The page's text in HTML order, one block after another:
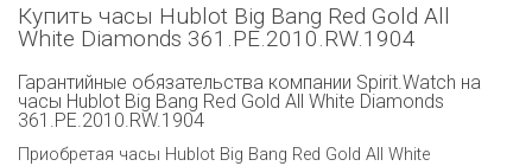
Купить часы Hublot Big Bang Red Gold All
White Diamonds 361.PE.2010.RW.1904
Гарантийные обязательства компании Spirit.Watch на
часы Hublot Big Bang Red Gold All White Diamonds
361.PE.2010.RW.1904
Приобретая часы Hublot Big Bang Red Gold All White